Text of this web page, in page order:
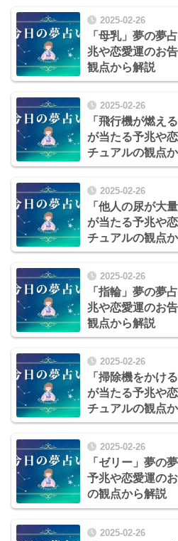
2025-02-26
「母乳」夢の夢
兆や恋愛運のお
観点から解説
2025-02-26
「飛行機が燃え
が当たる予兆や
チュアルの観点
2025-02-26
「他人の尿が大
が当たる予兆や
チュアルの観点
2025-02-26
「指輪」夢の夢
兆や恋愛運のお
観点から解説
2025-02-26
「掃除機をかけ
が当たる予兆や
チュアルの観点
2025-02-26
「ゼリー」夢の
予兆や恋愛運の
の観点から解説
2025-02-26